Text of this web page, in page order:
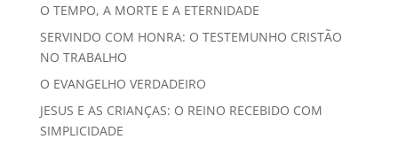
O TEMPO, A MORTE E A ETERNIDADE
SERVINDO COM HONRA: O TESTEMUNHO CRISTÃO
NO TRABALHO
O EVANGELHO VERDADEIRO
JESUS E AS CRIANÇAS: O REINO RECEBIDO COM
SIMPLICIDADE